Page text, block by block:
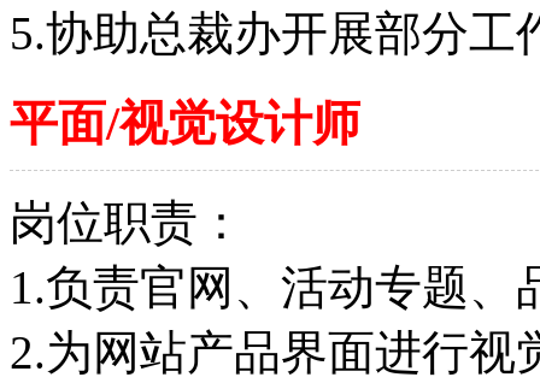
5.协助总裁办开展部分工
平面/视觉设计师
岗位职责：
1.负责官网、活动专题
2.为网站产品界面进行